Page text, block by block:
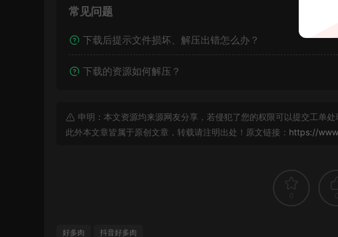
常见问题
下载后提示文件损坏、解压出错怎么办？
下载的资源如何解压？
申明：本文资源均来源网友分享，若侵犯了您的权限可以提交工单处
此外本文章皆属于原创文章，转载请注明出处！原文链接： https://
好多肉 抖音好多肉